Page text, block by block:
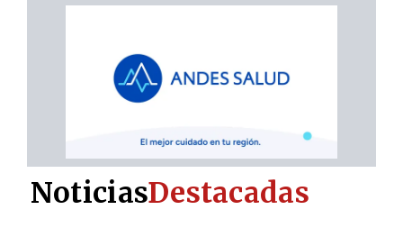
NoticiasDestacadas